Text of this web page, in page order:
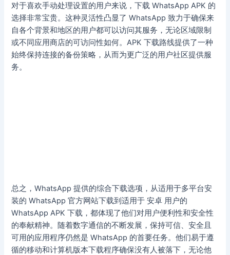
对于喜欢手动处理设置的用户来说，下载 WhatsApp APK 的
选择非常宝贵。这种灵活性凸显了 WhatsApp 致力于确保来
自各个背景和地区的用户都可以访问其服务，无论区域限制
或不同应用商店的可访问性如何。APK 下载路线提供了一种
始终保持连接的备份策略，从而为更广泛的用户社区提供服
务。
总之，WhatsApp 提供的综合下载选项，从适用于多平台安
装的 WhatsApp 官方网站下载到适用于 安卓 用户的
WhatsApp APK 下载，都体现了他们对用户便利性和安全性
的奉献精神。随着数字通信的不断发展，保持可信、安全且
可用的应用程序仍然是 WhatsApp 的首要任务。他们易于遵
循的移动和计算机版本下载程序确保没有人被落下，无论他